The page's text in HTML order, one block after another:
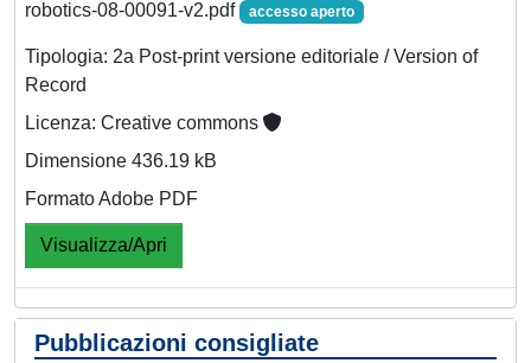
robotics-08-00091-v2.pdf accesso aperto
Tipologia: 2a Post-print versione editoriale / Version of
Record
Licenza: Creative commons
Dimensione 436.19 kB
Formato Adobe PDF
Visualizza/Apri
Pubblicazioni consigliate